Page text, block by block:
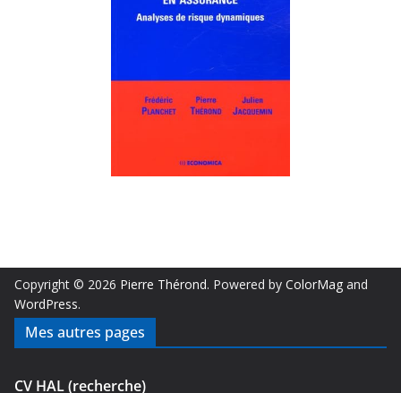
Copyright © 2026 Pierre Thérond. Powered by ColorMag and
WordPress.
Mes autres pages
CV HAL (recherche)